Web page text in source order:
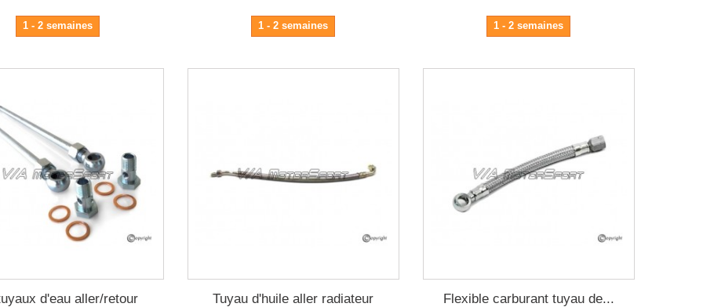
1 - 2 semaines 1 - 2 semaines 1 - 2 semaines
d'eau aller/retour
Tuyau d'huile aller radiateur
Flexible carburant tuyau de...